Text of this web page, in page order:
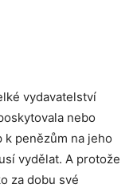
vydavatelství
nebo
penězům na jeho
vydělat. A protože
za dobu své